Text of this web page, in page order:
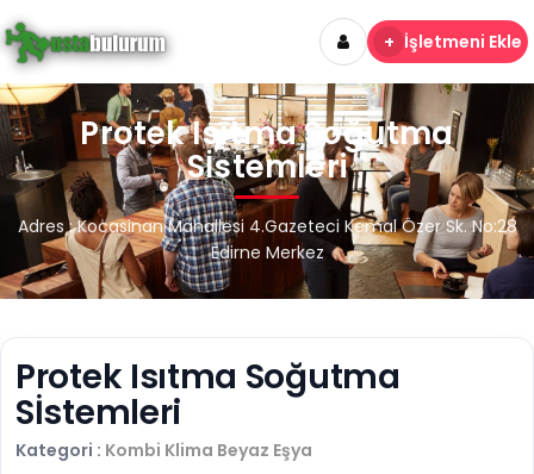
+ İşletmeni Ekle
Protek Isıtma Soğutma
Sİstemleri
Adres : Kocasinan Mahallesi 4.Gazeteci Kemal Özer Sk. No:28
Edirne Merkez
Protek Isıtma Soğutma
Sİstemleri
Kategori : Kombi Klima Beyaz Eşya